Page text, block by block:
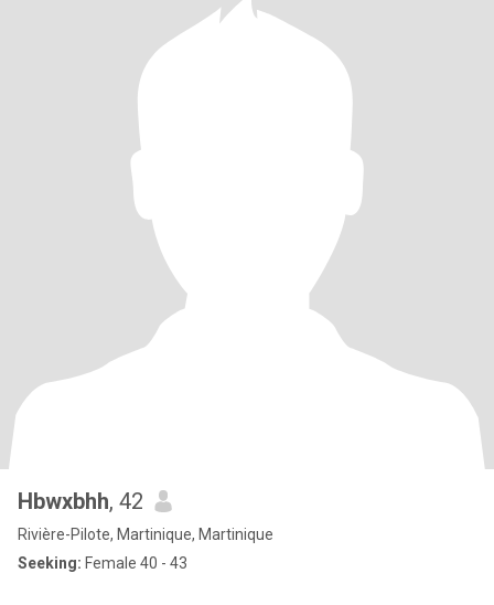
Hbwxbhh, 42
Rivière-Pilote, Martinique, Martinique
Seeking: Female 40 - 43